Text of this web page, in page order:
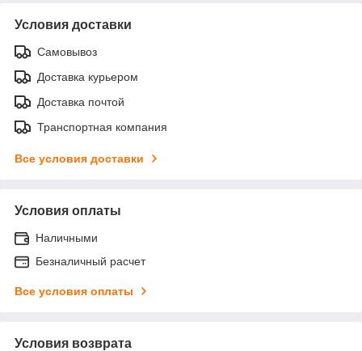
Условия доставки
Самовывоз
Доставка курьером
Доставка почтой
Транспортная компания
Все условия доставки
Условия оплаты
Наличными
Безналичный расчет
Все условия оплаты
Условия возврата